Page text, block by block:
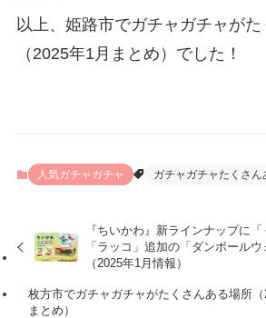
以上、姫路市でガチャガチャが
（2025年1月まとめ）でした！
人気ガチャガチャ ガチャガチャたくさん
『ちいかわ』新ラインナップに
「ラッコ」追加の「ダンボール
（2025年1月情報）
枚方市でガチャガチャがたくさんある場所（
まとめ）